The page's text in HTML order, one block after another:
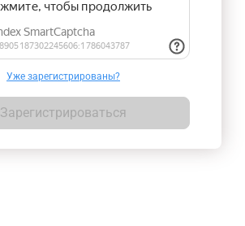
Уже зарегистрированы?
Зарегистрироваться